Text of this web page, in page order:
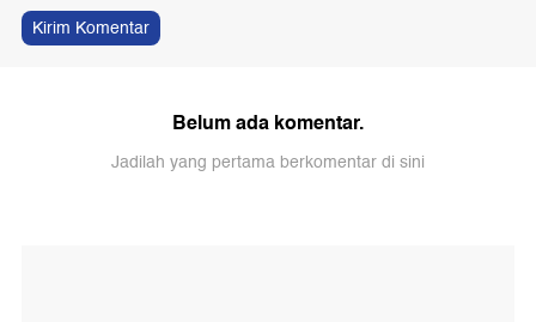
Kirim Komentar
Belum ada komentar.
Jadilah yang pertama berkomentar di sini